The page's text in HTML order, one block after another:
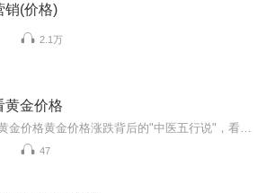
销(价格)
2.1万
黄金价格
47